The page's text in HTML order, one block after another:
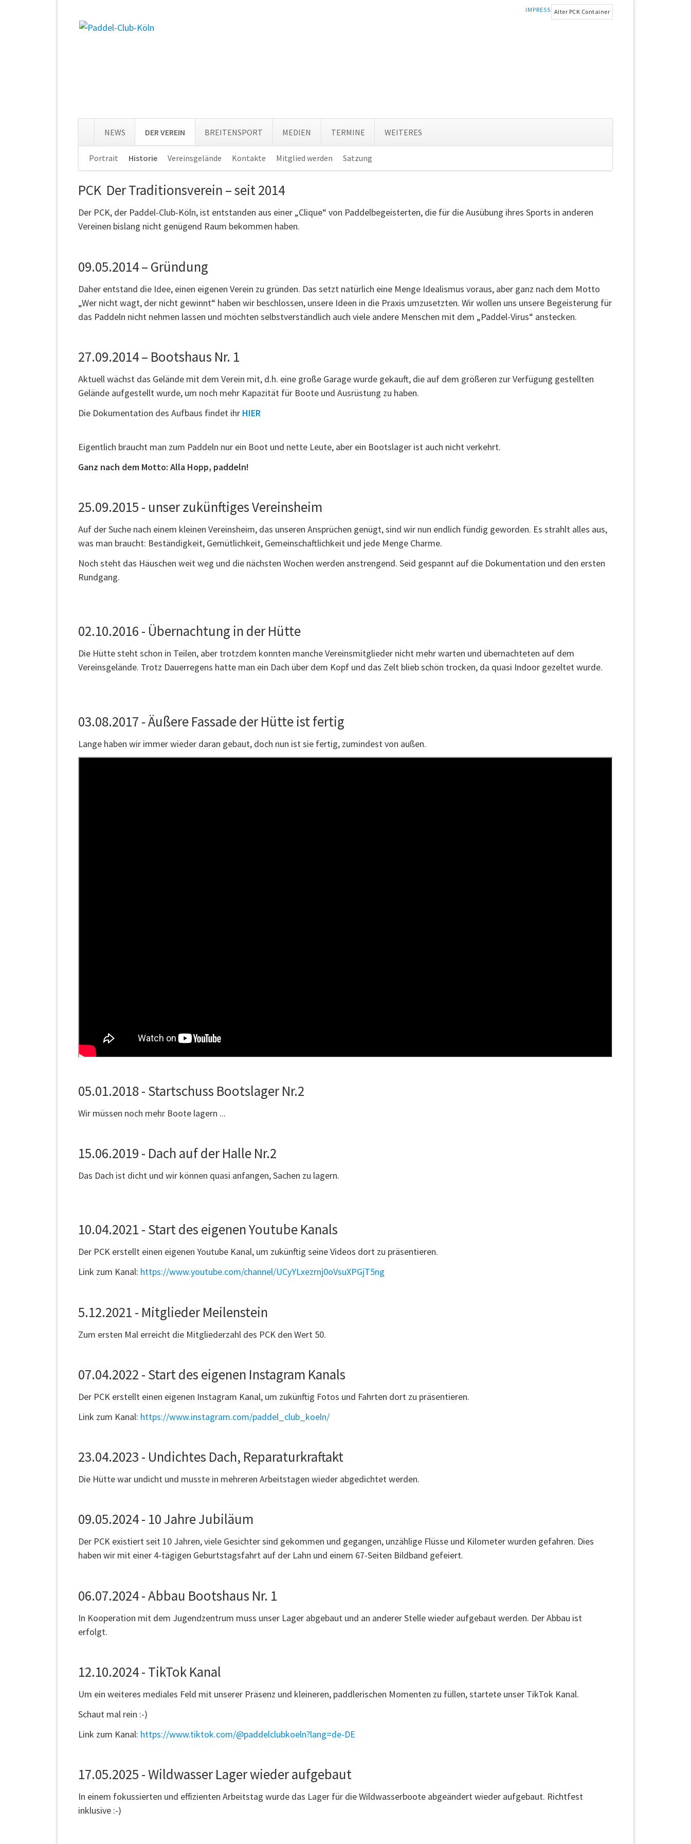
NAVIGATION
ÜBERSPRINGEN
IMPRESSUM & DATENSCHUTZ
Alter PCK Container
überspringen
NEWS DER VEREIN BREITENSPORT MEDIEN TERMINE WEITERES
überspringen
Portrait Historie Vereinsgelände Kontakte Mitglied werden Satzung
PCK Der Traditionsverein – seit 2014
Der PCK, der Paddel-Club-Köln, ist entstanden aus einer „Clique“ von Paddelbegeisterten, die für die Ausübung ihres Sports in anderen
Vereinen bislang nicht genügend Raum bekommen haben.
09.05.2014 – Gründung
Daher entstand die Idee, einen eigenen Verein zu gründen. Das setzt natürlich eine Menge Idealismus voraus, aber ganz nach dem Motto
„Wer nicht wagt, der nicht gewinnt“ haben wir beschlossen, unsere Ideen in die Praxis umzusetzten. Wir wollen uns unsere Begeisterung für
das Paddeln nicht nehmen lassen und möchten selbstverständlich auch viele andere Menschen mit dem „Paddel-Virus“ anstecken.
27.09.2014 – Bootshaus Nr. 1
Aktuell wächst das Gelände mit dem Verein mit, d.h. eine große Garage wurde gekauft, die auf dem größeren zur Verfügung gestellten
Gelände aufgestellt wurde, um noch mehr Kapazität für Boote und Ausrüstung zu haben.
Die Dokumentation des Aufbaus findet ihr HIER
Eigentlich braucht man zum Paddeln nur ein Boot und nette Leute, aber ein Bootslager ist auch nicht verkehrt.
Ganz nach dem Motto: Alla Hopp, paddeln!
25.09.2015 - unser zukünftiges Vereinsheim
Auf der Suche nach einem kleinen Vereinsheim, das unseren Ansprüchen genügt, sind wir nun endlich fündig geworden. Es strahlt alles aus,
was man braucht: Beständigkeit, Gemütlichkeit, Gemeinschaftlichkeit und jede Menge Charme.
Noch steht das Häuschen weit weg und die nächsten Wochen werden anstrengend. Seid gespannt auf die Dokumentation und den ersten
Rundgang.
02.10.2016 - Übernachtung in der Hütte
Die Hütte steht schon in Teilen, aber trotzdem konnten manche Vereinsmitglieder nicht mehr warten und übernachteten auf dem
Vereinsgelände. Trotz Dauerregens hatte man ein Dach über dem Kopf und das Zelt blieb schön trocken, da quasi Indoor gezeltet wurde.
03.08.2017 - Äußere Fassade der Hütte ist fertig
Lange haben wir immer wieder daran gebaut, doch nun ist sie fertig, zumindest von außen.
05.01.2018 - Startschuss Bootslager Nr.2
Wir müssen noch mehr Boote lagern ...
15.06.2019 - Dach auf der Halle Nr.2
Das Dach ist dicht und wir können quasi anfangen, Sachen zu lagern.
10.04.2021 - Start des eigenen Youtube Kanals
Der PCK erstellt einen eigenen Youtube Kanal, um zukünftig seine Videos dort zu präsentieren.
Link zum Kanal: https://www.youtube.com/channel/UCyYLxezrnj0oVsuXPGjT5ng
5.12.2021 - Mitglieder Meilenstein
Zum ersten Mal erreicht die Mitgliederzahl des PCK den Wert 50.
07.04.2022 - Start des eigenen Instagram Kanals
Der PCK erstellt einen eigenen Instagram Kanal, um zukünftig Fotos und Fahrten dort zu präsentieren.
Link zum Kanal: https://www.instagram.com/paddel_club_koeln/
23.04.2023 - Undichtes Dach, Reparaturkraftakt
Die Hütte war undicht und musste in mehreren Arbeitstagen wieder abgedichtet werden.
09.05.2024 - 10 Jahre Jubiläum
Der PCK existiert seit 10 Jahren, viele Gesichter sind gekommen und gegangen, unzählige Flüsse und Kilometer wurden gefahren. Dies
haben wir mit einer 4-tägigen Geburtstagsfahrt auf der Lahn und einem 67-Seiten Bildband gefeiert.
06.07.2024 - Abbau Bootshaus Nr. 1
In Kooperation mit dem Jugendzentrum muss unser Lager abgebaut und an anderer Stelle wieder aufgebaut werden. Der Abbau ist
erfolgt.
12.10.2024 - TikTok Kanal
Um ein weiteres mediales Feld mit unserer Präsenz und kleineren, paddlerischen Momenten zu füllen, startete unser TikTok Kanal.
Schaut mal rein :-)
Link zum Kanal: https://www.tiktok.com/@paddelclubkoeln?lang=de-DE
17.05.2025 - Wildwasser Lager wieder aufgebaut
In einem fokussierten und effizienten Arbeitstag wurde das Lager für die Wildwasserboote abgeändert wieder aufgebaut. Richtfest
inklusive :-)